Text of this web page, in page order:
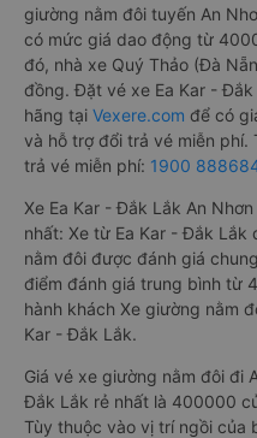
giường nằm đôi tuyến An
có mức giá dao động từ
đó, nhà xe Quý Thảo (Đà
đồng. Đặt vé xe Ea Kar -
hãng tại Vexere.com để có
và hỗ trợ đổi trả vé miễn
trả vé miễn phí: 1900
Xe Ea Kar - Đắk Lắk An
nhất: Xe từ Ea Kar - Đắk Lắk
nằm đôi được đánh giá
điểm đánh giá trung bình từ
hành khách Xe giường nằm
Kar - Đắk Lắk.
Giá vé xe giường nằm đôi đi
Đắk Lắk rẻ nhất là 400000
Tùy thuộc vào vị trí ngồi của